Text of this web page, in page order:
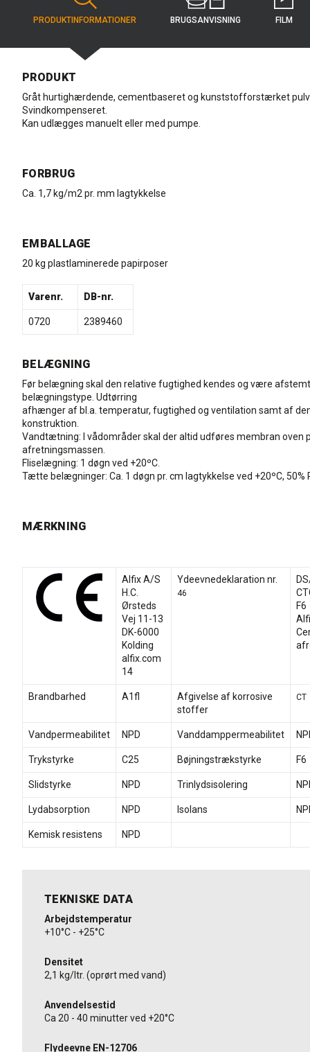
PRODUKT­INFORMATIONER BRUGS­ANVISNING FILM
PRODUKT
Gråt hurtighærdende, cementbaseret og kunststofforstærket
Svindkompenseret.
Kan udlægges manuelt eller med pumpe.
FORBRUG
Ca. 1,7 kg/m2 pr. mm lagtykkelse
EMBALLAGE
20 kg plastlaminerede papirposer
Varenr. DB-nr.
0720 2389460
BELÆGNING
Før belægning skal den relative fugtighed kendes og være
belægningstype. Udtørring
afhænger af bl.a. temperatur, fugtighed og ventilation samt af
konstruktion.
Vandtætning: I vådområder skal der altid udføres membran oven
afretningsmassen.
Fliselægning: 1 døgn ved +20ºC.
Tætte belægninger: Ca. 1 døgn pr. cm lagtykkelse ved +20ºC, 50%
MÆRKNING
Alfix A/S
H.C.
Ørsteds
Vej 11-13
DK-6000
Kolding
alfix.com
14
Ydeevnedeklaration nr.
46
F6
Brandbarhed A1fl
Afgivelse af korrosive
stoffer
CT
Vandpermeabilitet NPD Vanddamppermeabilitet
Trykstyrke C25 Bøjningstrækstyrke F6
Slidstyrke NPD Trinlydsisolering
Lydabsorption NPD Isolans
Kemisk resistens NPD
TEKNISKE DATA
Arbejdstemperatur
+10°C - +25°C
Densitet
2,1 kg/ltr. (oprørt med vand)
Anvendelsestid
Ca 20 - 40 minutter ved +20°C
Flydeevne EN-12706